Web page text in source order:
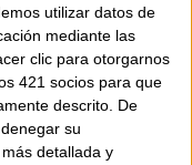
utilizar datos de
mediante las
clic para otorgarnos
421 socios para que
descrito. De
su
detallada y
x 27 x 15 cm.